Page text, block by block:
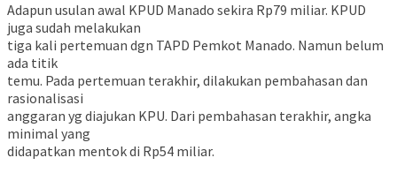
Adapun usulan awal KPUD Manado sekira Rp79 miliar. KPUD
juga sudah melakukan
tiga kali pertemuan dgn TAPD Pemkot Manado. Namun belum
ada titik
temu. Pada pertemuan terakhir, dilakukan pembahasan dan
rasionalisasi
anggaran yg diajukan KPU. Dari pembahasan terakhir, angka
minimal yang
didapatkan mentok di Rp54 miliar.